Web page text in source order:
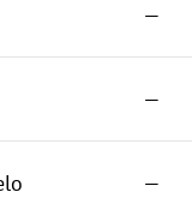
—
—
—